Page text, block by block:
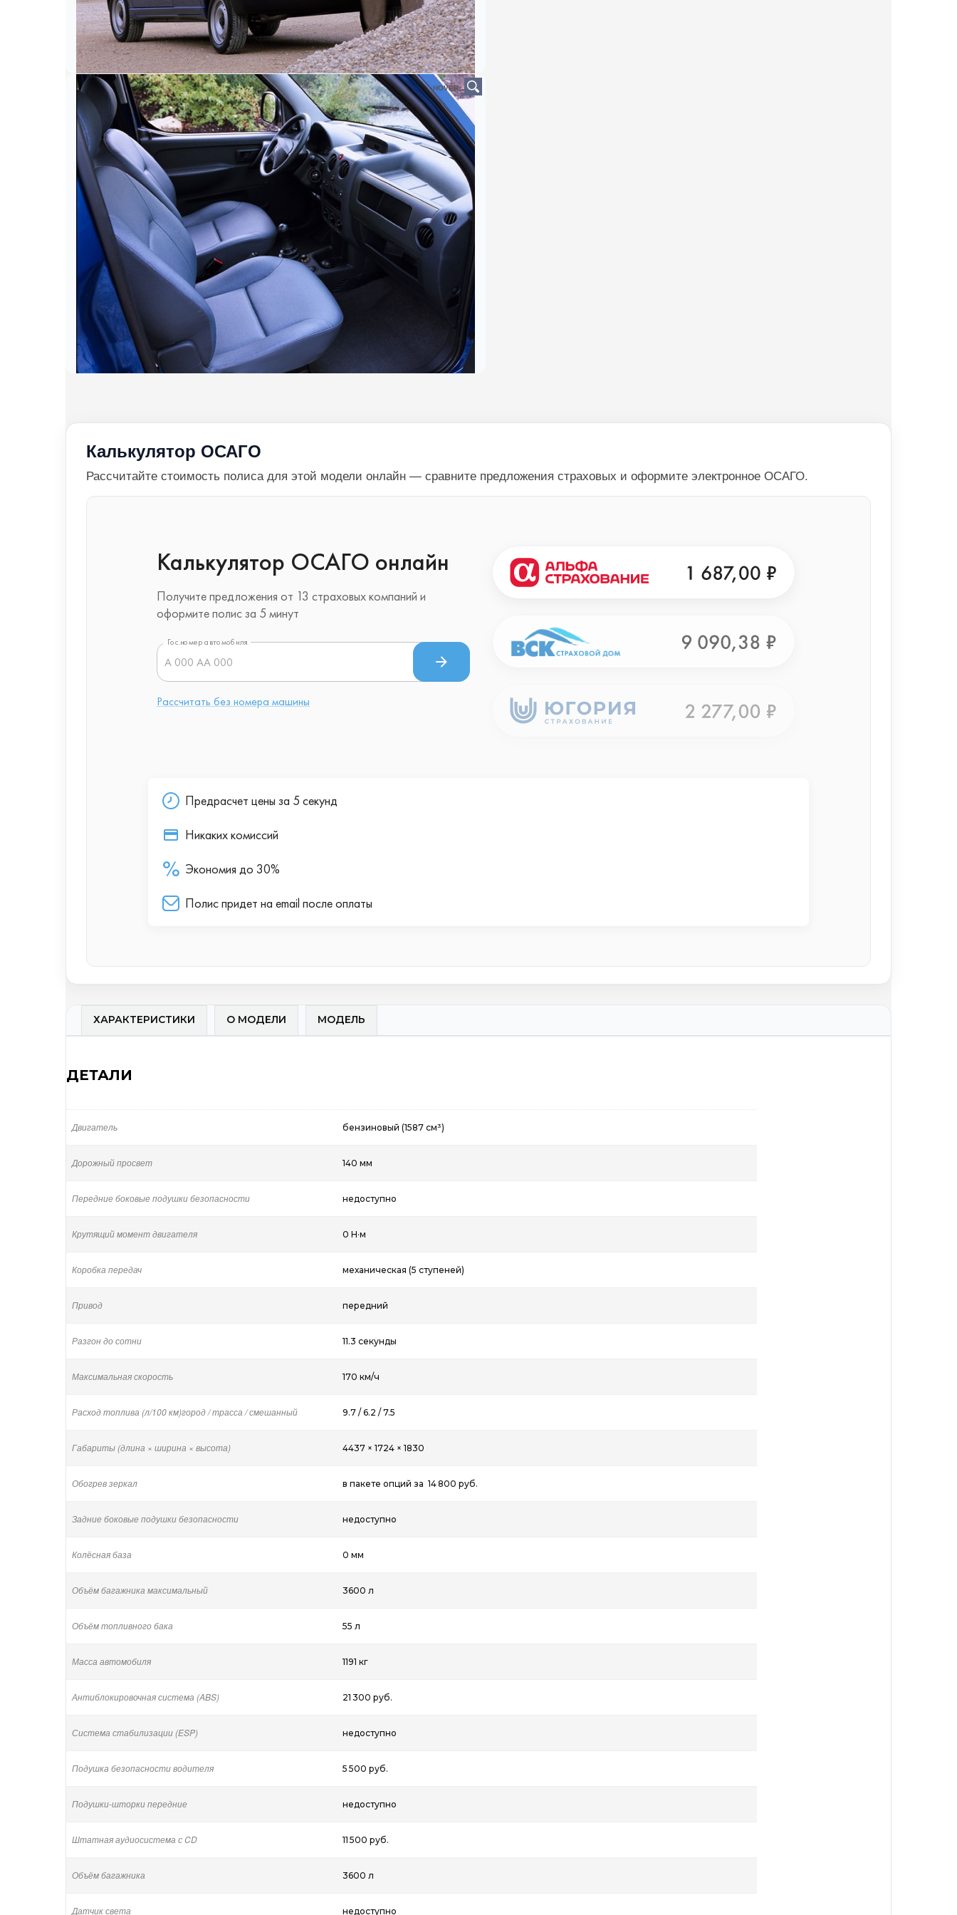
HOVER
Калькулятор ОСАГО
Рассчитайте стоимость полиса для этой модели онлайн — сравните предложения страховых и оформите электронное ОСАГО.
ХАРАКТЕРИСТИКИ О МОДЕЛИ МОДЕЛЬ
ДЕТАЛИ
Двигатель бензиновый (1587 см³)
Дорожный просвет 140 мм
Передние боковые подушки безопасности недоступно
Крутящий момент двигателя 0 Н·м
Коробка передач механическая (5 ступеней)
Привод передний
Разгон до сотни 11.3 секунды
Максимальная скорость 170 км/ч
Расход топлива (л/100 км)город / трасса / смешанный 9.7 / 6.2 / 7.5
Габариты (длина × ширина × высота) 4437 × 1724 × 1830
Обогрев зеркал в пакете опций за 14 800 руб.
Задние боковые подушки безопасности недоступно
Колёсная база 0 мм
Объём багажника максимальный 3600 л
Объём топливного бака 55 л
Масса автомобиля 1191 кг
Антиблокировочная система (ABS) 21 300 руб.
Система стабилизации (ESP) недоступно
Подушка безопасности водителя 5 500 руб.
Подушки-шторки передние недоступно
Штатная аудиосистема с CD 11 500 руб.
Объём багажника 3600 л
Датчик света недоступно